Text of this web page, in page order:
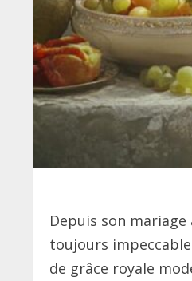
Depuis son
toujours
de grâce royale